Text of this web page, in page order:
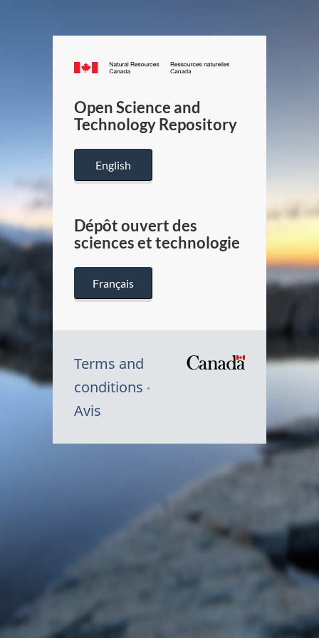
Canada.ca
/
Canada
Open Science and
Technology Repository
English
Dépôt ouvert des
sciences et technologie
Français
Terms and
conditions
Avis
du